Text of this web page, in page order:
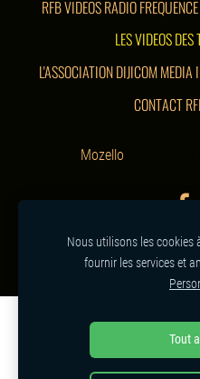
RFB VIDEOS RADIO
LES VIDEOS
L'ASSOCIATION DIJICOM MEDIA
CONTACT
Mozello
Créez votre site web
Rapidement,
Nous utilisons les cookies
fournir les services et
Tout